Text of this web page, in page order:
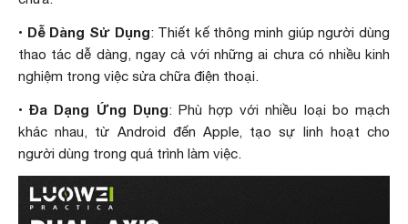
• Dễ Dàng Sử Dụng: Thiết kế thông minh giúp người dùng
thao tác dễ dàng, ngay cả với những ai chưa có nhiều kinh
nghiệm trong việc sửa chữa điện thoại.
•Đa Dạng Ứng Dụng: Phù hợp với nhiều loại bo mạch
khác nhau, từ Android đến Apple, tạo sự linh hoạt cho
người dùng trong quá trình làm việc.